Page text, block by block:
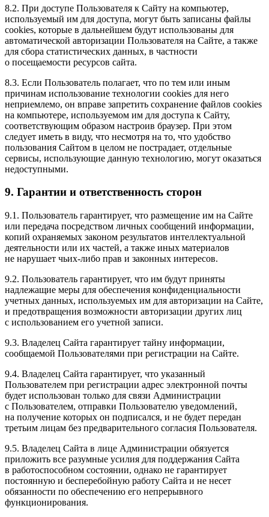
8.2. При доступе Пользователя к Сайту на компьютер,
используемый им для доступа, могут быть записаны файлы
cookies, которые в дальнейшем будут использованы для
автоматической авторизации Пользователя на Сайте, а также
для сбора статистических данных, в частности
о посещаемости ресурсов сайта.
8.3. Если Пользователь полагает, что по тем или иным
причинам использование технологии cookies для него
неприемлемо, он вправе запретить сохранение файлов cookies
на компьютере, используемом им для доступа к Сайту,
соответствующим образом настроив браузер. При этом
следует иметь в виду, что несмотря на то, что удобство
пользования Сайтом в целом не пострадает, отдельные
сервисы, использующие данную технологию, могут оказаться
недоступными.
9. Гарантии и ответственность сторон
9.1. Пользователь гарантирует, что размещение им на Сайте
или передача посредством личных сообщений информации,
копий охраняемых законом результатов интеллектуальной
деятельности или их частей, а также иных материалов
не нарушает чьих-либо прав и законных интересов.
9.2. Пользователь гарантирует, что им будут приняты
надлежащие меры для обеспечения конфиденциальности
учетных данных, используемых им для авторизации на Сайте,
и предотвращения возможности авторизации других лиц
с использованием его учетной записи.
9.3. Владелец Сайта гарантирует тайну информации,
сообщаемой Пользователями при регистрации на Сайте.
9.4. Владелец Сайта гарантирует, что указанный
Пользователем при регистрации адрес электронной почты
будет использован только для связи Администрации
с Пользователем, отправки Пользователю уведомлений,
на получение которых он подписался, и не будет передан
третьим лицам без предварительного согласия Пользователя.
9.5. Владелец Сайта в лице Администрации обязуется
приложить все разумные усилия для поддержания Сайта
в работоспособном состоянии, однако не гарантирует
постоянную и бесперебойную работу Сайта и не несет
обязанности по обеспечению его непрерывного
функционирования.